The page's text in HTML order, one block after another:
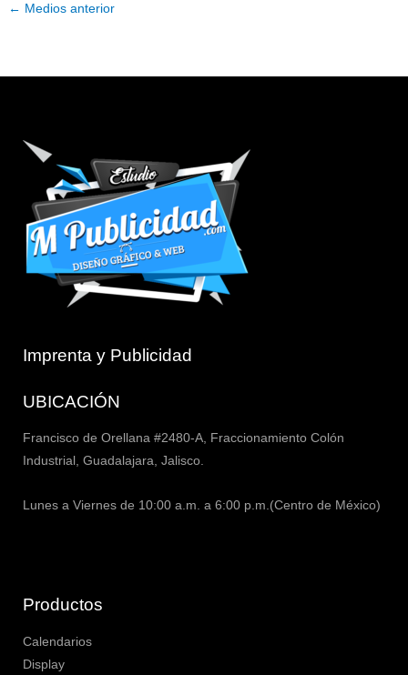
← Medios anterior
Imprenta y Publicidad
UBICACIÓN
Francisco de Orellana #2480-A, Fraccionamiento Colón
Industrial, Guadalajara, Jalisco.
Lunes a Viernes de 10:00 a.m. a 6:00 p.m.(Centro de México)
Productos
Calendarios
Display